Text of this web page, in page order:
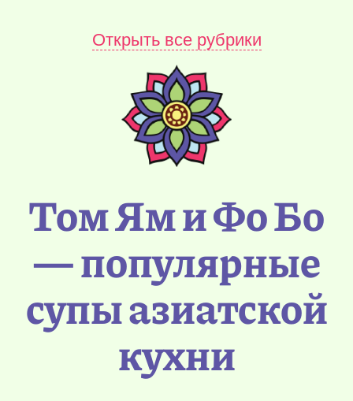
Открыть все рубрики
Том Ям и Фо Бо
— популярные
супы азиатской
кухни